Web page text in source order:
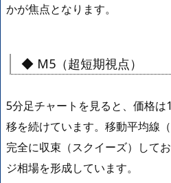
かが焦点となります。
◆ M5（超短期視点）
5分足チャートを見ると、価格
移を続けています。移動平均線
完全に収束（スクイーズ）して
ジ相場を形成しています。